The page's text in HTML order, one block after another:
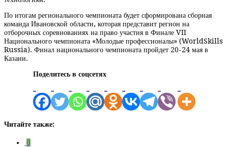
По итогам регионального чемпионата будет сформирована сборная
команда Ивановской области, которая представит регион на
отборочных соревнованиях на право участия в Финале VII
Национального чемпионата «Молодые профессионалы» (WorldSkills
Russia). Финал национального чемпионата пройдет 20-24 мая в
Казани.
Поделитесь в соцсетях
Читайте также:
0